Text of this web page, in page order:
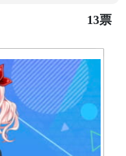
13票